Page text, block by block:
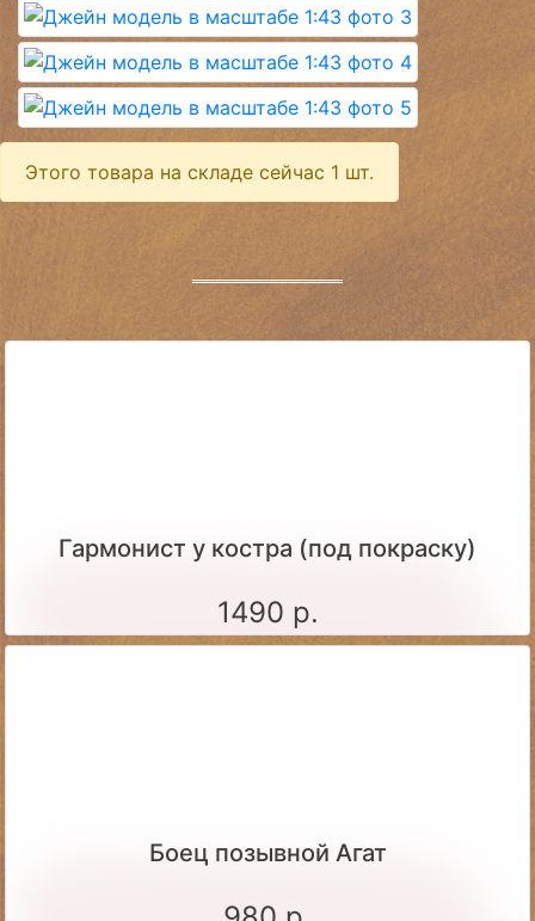
Этого товара на складе сейчас 1 шт.
Гармонист у костра (под покраску)
1490 р.
Боец позывной Агат